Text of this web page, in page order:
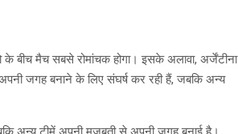
बीच मैच सबसे रोमांचक होगा। इसके अलावा, अर्जेंटीना
जगह बनाने के लिए संघर्ष कर रही हैं, जबकि अन्य